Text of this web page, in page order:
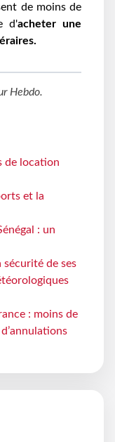
de moins de
d'acheter une
Hebdo.
de location
et la
: un
de ses
: moins de